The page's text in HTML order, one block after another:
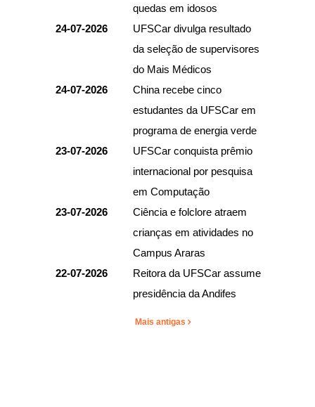
quedas em idosos
24-07-2026
UFSCar divulga resultado
da seleção de supervisores
do Mais Médicos
24-07-2026
China recebe cinco
estudantes da UFSCar em
programa de energia verde
23-07-2026
UFSCar conquista prêmio
internacional por pesquisa
em Computação
23-07-2026
Ciência e folclore atraem
crianças em atividades no
Campus Araras
22-07-2026
Reitora da UFSCar assume
presidência da Andifes
Mais antigas